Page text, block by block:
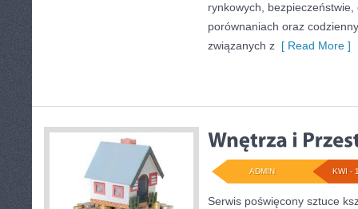
rynkowych,
porównaniach oraz
związanych z [ Read More ]
KWI -
ADMIN
Serwis poświęcony sztuce